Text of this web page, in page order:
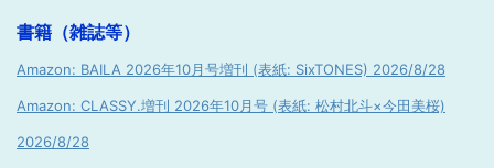
書籍（雑誌等）
Amazon: BAILA 2026年10月号増刊 (表紙: SixTONES) 2026/8/28
Amazon: CLASSY.増刊 2026年10月号 (表紙: 松村北斗×今田美桜)
2026/8/28